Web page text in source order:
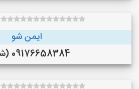
ایمن شو
09176658384 (شیراز)